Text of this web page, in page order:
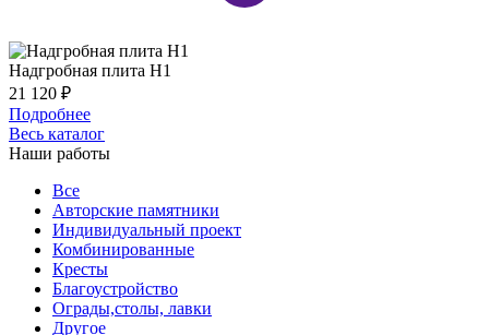
Надгробная плита Н1
21 120 ₽
Подробнее
Весь каталог
Наши работы
Все
Авторские памятники
Индивидуальный проект
Комбинированные
Кресты
Благоустройство
Ограды,столы, лавки
Другое